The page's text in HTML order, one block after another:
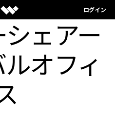
ログイン
ト
解決
ェアー
オフィ